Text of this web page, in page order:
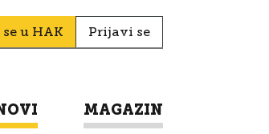
u HAK Prijavi se
MAGAZIN